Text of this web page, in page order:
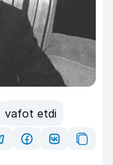
vafot etdi